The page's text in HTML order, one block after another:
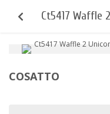
COSATTO
Ct5417 Waffle